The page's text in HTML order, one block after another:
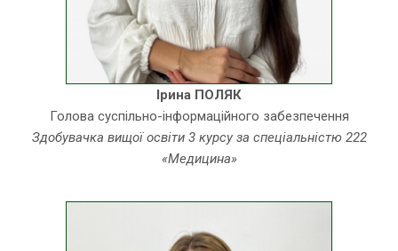
Ірина ПОЛЯК
Голова суспільно-інформаційного забезпечення
Здобувачка вищої освіти 3 курсу за спеціальністю 222
«Медицина»